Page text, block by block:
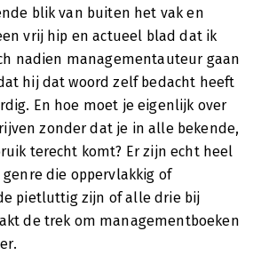
blik van buiten het vak en
vrij hip en actueel blad dat ik
nadien managementauteur gaan
hij dat woord zelf bedacht heeft
En hoe moet je eigenlijk over
zonder dat je in alle bekende,
terecht komt? Er zijn echt heel
die oppervlakkig of
pietluttig zijn of alle drie bij
de trek om managementboeken